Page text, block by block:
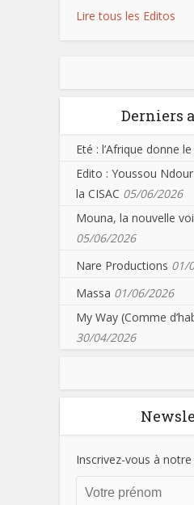
Lire tous les Editos
Derniers
Eté : l’Afrique donne
Edito : Youssou
la CISAC 05/06/2026
Mouna, la nouvelle
05/06/2026
Nare Productions 01/
Massa 01/06/2026
My Way (Comme
30/04/2026
Inscrivez-vous à